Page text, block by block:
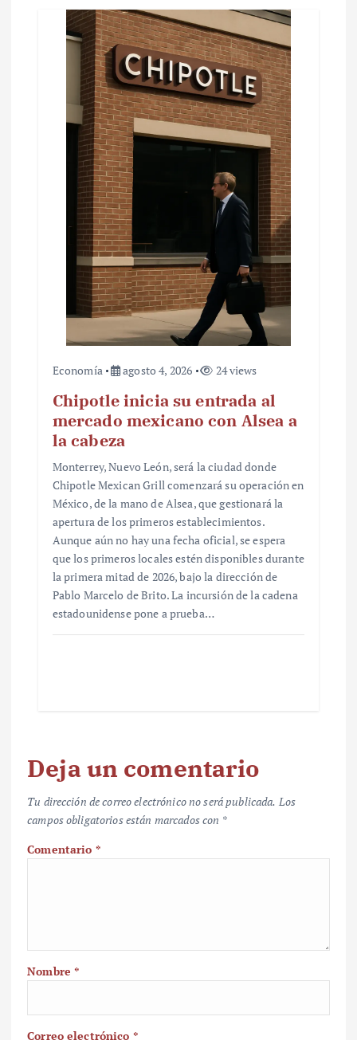
Economía agosto 4, 2026 24 views
Chipotle inicia su entrada al
mercado mexicano con Alsea a
la cabeza
Monterrey, Nuevo León, será la ciudad donde
Chipotle Mexican Grill comenzará su operación en
México, de la mano de Alsea, que gestionará la
apertura de los primeros establecimientos.
Aunque aún no hay una fecha oficial, se espera
que los primeros locales estén disponibles durante
la primera mitad de 2026, bajo la dirección de
Pablo Marcelo de Brito. La incursión de la cadena
estadounidense pone a prueba…
Deja un comentario
Tu dirección de correo electrónico no será publicada. Los
campos obligatorios están marcados con *
Comentario *
Nombre*
Correo electrónico *